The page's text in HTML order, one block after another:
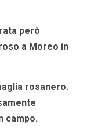
però
a Moreo in
rosanero.
campo.